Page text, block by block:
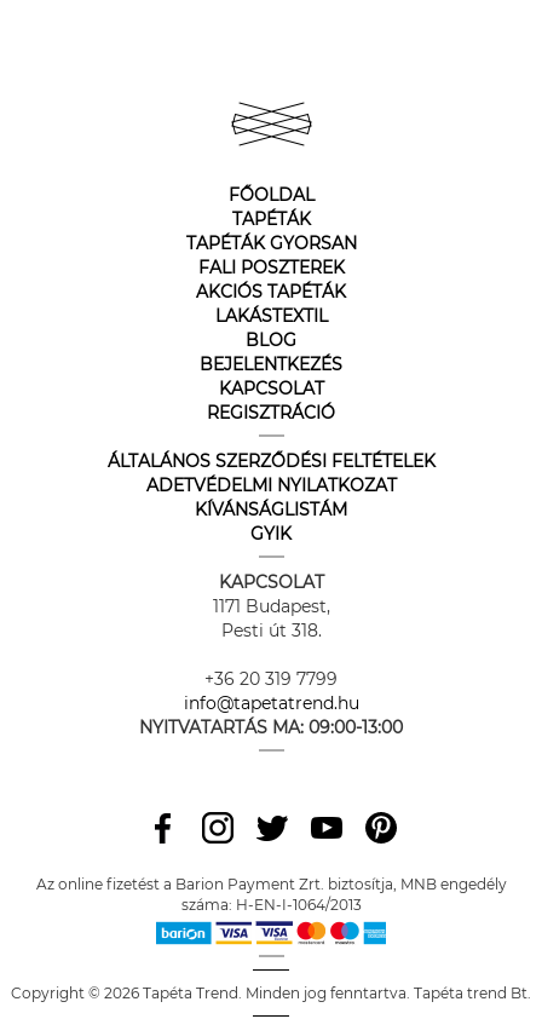
FŐOLDAL
TAPÉTÁK
TAPÉTÁK GYORSAN
FALI POSZTEREK
AKCIÓS TAPÉTÁK
LAKÁSTEXTIL
BLOG
BEJELENTKEZÉS
KAPCSOLAT
REGISZTRÁCIÓ
ÁLTALÁNOS SZERZŐDÉSI FELTÉTELEK
ADETVÉDELMI NYILATKOZAT
KÍVÁNSÁGLISTÁM
GYIK
KAPCSOLAT
1171 Budapest,
Pesti út 318.
+36 20 319 7799
info@tapetatrend.hu
NYITVATARTÁS MA: 09:00-13:00
Az online fizetést a Barion Payment Zrt. biztosítja, MNB engedély
száma: H-EN-I-1064/2013
Copyright © 2026 Tapéta Trend. Minden jog fenntartva. Tapéta trend Bt.